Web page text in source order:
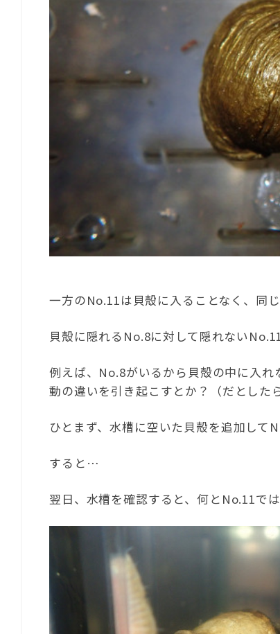
一方のNo.11は貝殻に入ることなく、同
貝殻に隠れるNo.8に対して隠れない
例えば、No.8がいるから貝殻の中に入
動の違いを引き起こすとか？（だとした
ひとまず、水槽に空いた貝殻を追加して
すると…
翌日、水槽を確認すると、何とNo.11で